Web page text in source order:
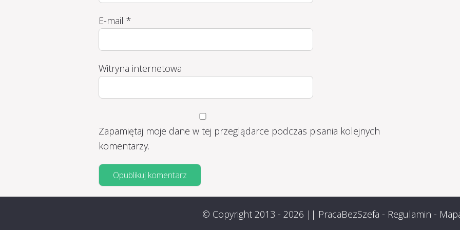
E-mail *
Witryna internetowa
Zapamiętaj moje dane w tej przeglądarce podczas pisania kolejnych
komentarzy.
© Copyright 2013 - 2026 || PracaBezSzefa - Regulamin -